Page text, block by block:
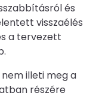
és
visszaélés
a tervezett
illeti meg a
részére